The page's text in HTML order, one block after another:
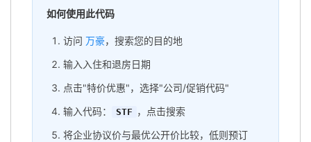
如何使用此代码
访问 万豪，搜索您的目的地
输入入住和退房日期
点击"特价优惠"，选择"公司/促销代码"
输入代码：
STF ，点击搜索
将企业协议价与最优公开价比较，低则预订